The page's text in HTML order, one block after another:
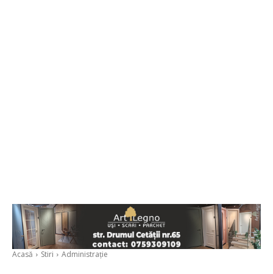
Acasă Stiri Administrație